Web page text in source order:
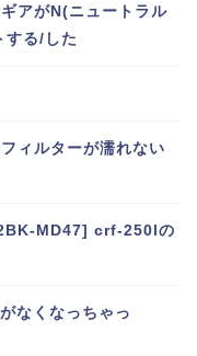
アがN(ニュートラル
する/した
ィルターが濡れない
MD47] crf-250lの
なくなっちゃっ